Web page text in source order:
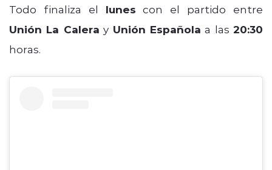
Todo finaliza el lunes con el partido entre
Unión La Calera y Unión Española a las 20:30
horas.